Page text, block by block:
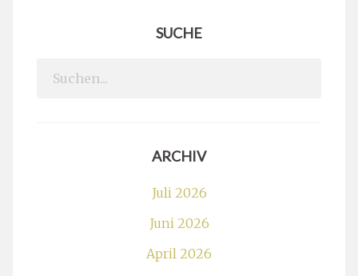
SUCHE
Search
ARCHIV
Juli 2026
Juni 2026
April 2026